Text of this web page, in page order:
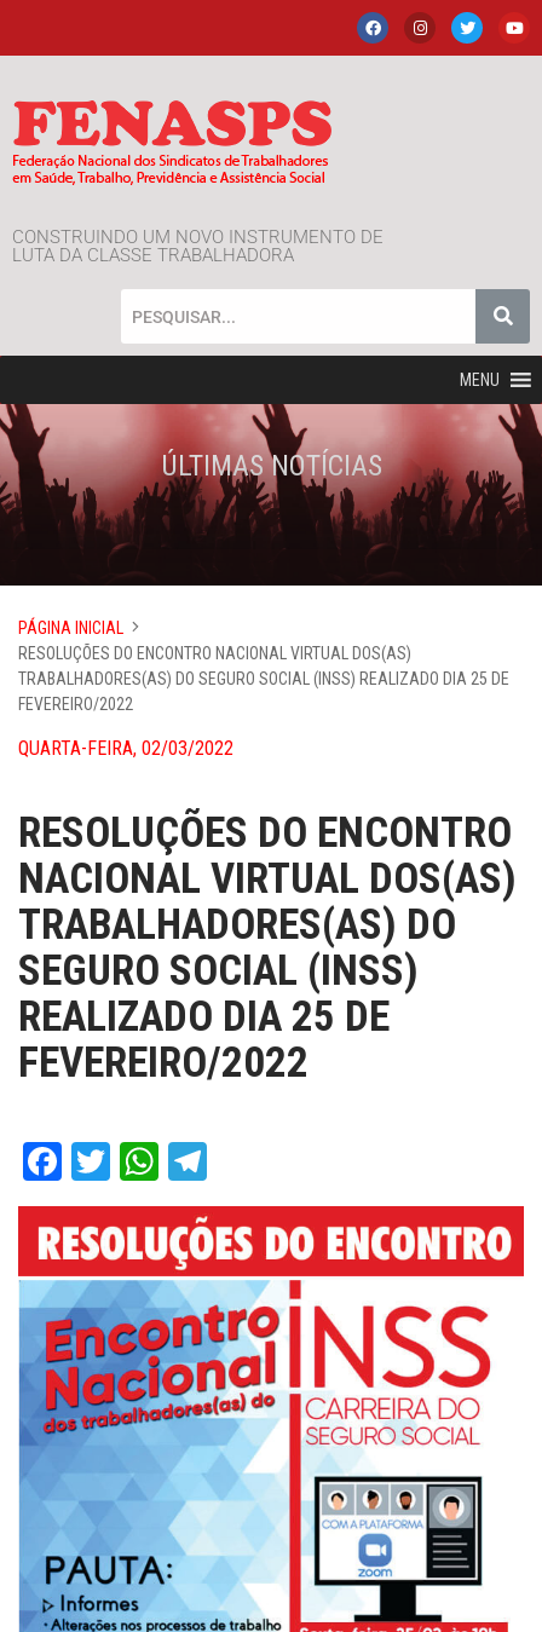
CONSTRUINDO UM NOVO INSTRUMENTO DE
LUTA DA CLASSE TRABALHADORA
MENU
ÚLTIMAS NOTÍCIAS
PÁGINA INICIAL
RESOLUÇÕES DO ENCONTRO NACIONAL VIRTUAL DOS(AS)
TRABALHADORES(AS) DO SEGURO SOCIAL (INSS) REALIZADO DIA 25 DE
FEVEREIRO/2022
QUARTA-FEIRA, 02/03/2022
RESOLUÇÕES DO ENCONTRO
NACIONAL VIRTUAL DOS(AS)
TRABALHADORES(AS) DO
SEGURO SOCIAL (INSS)
REALIZADO DIA 25 DE
FEVEREIRO/2022
Facebook
TwitterWhatsApp